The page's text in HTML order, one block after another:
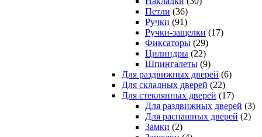
Петли (36)
Ручки (91)
Ручки-защелки (17)
Фиксаторы (29)
Цилиндры (22)
Шпингалеты (9)
Для раздвижных дверей (6)
Для складных дверей (22)
Для стеклянных дверей (17)
Для раздвижных дверей (3)
Для распашных дверей (2)
Замки (2)